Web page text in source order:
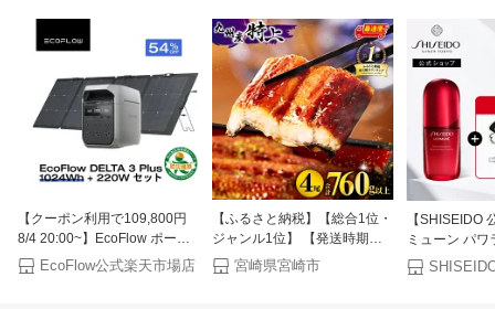
【クーポン利用で109,800円
8/4 20:00~】EcoFlow ポータ
ブル電源 ソーラーパネル セッ
ト DELTA 3 Plus
EcoFlow公式楽天市場店
【ふるさと納税】【総合1位・
ジャンル1位】 【発送時期が
選べる】九州産うなぎ蒲焼4尾
計760g以上 国産 うなぎ 蒲焼
宮崎県宮崎市
【SHISEIDO
ミューン パ
ム |
ドウ | 美容液